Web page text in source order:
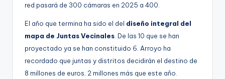
red pasará de 300 cámaras en 2025 a 400.
El año que termina ha sido el del diseño integral del
mapa de Juntas Vecinales . De las 10 que se han
proyectado ya se han constituido 6. Arroyo ha
recordado que juntas y distritos decidirán el destino de
8 millones de euros, 2 millones más que este año.